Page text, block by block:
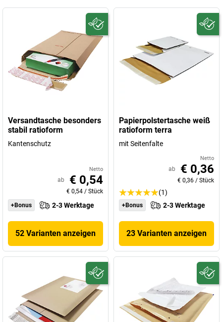
Versandtasche besonders
stabil ratioform
Kantenschutz
Netto
ab € 0,54
€ 0,54 / Stück
+Bonus
2-3 Werktage
52 Varianten anzeigen
Papierpolstertasche weiß
ratioform terra
mit Seitenfalte
Netto
ab € 0,36
€ 0,36 / Stück
(1)
+Bonus 2-3 Werktage
23 Varianten anzeigen